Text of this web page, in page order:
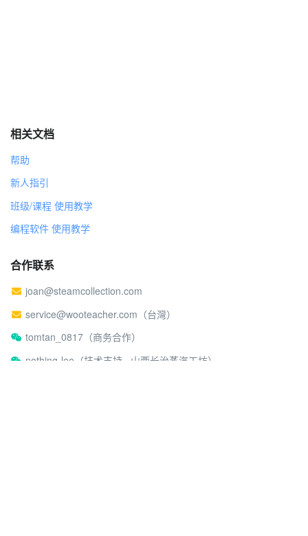
相关文档
帮助
新人指引
班级/课程 使用教学
编程软件 使用教学
合作联系
joan@steamcollection.com
service@wooteacher.com（台灣）
tomtan_0817（商务合作）
nothing-lee（技术支持 · 山西长治蒸汽工坊）